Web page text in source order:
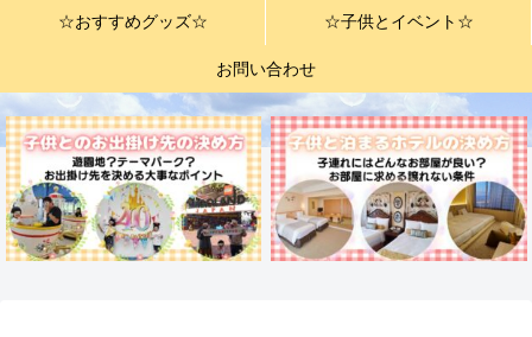
☆おすすめグッズ☆ ☆子供とイベント☆
お問い合わせ